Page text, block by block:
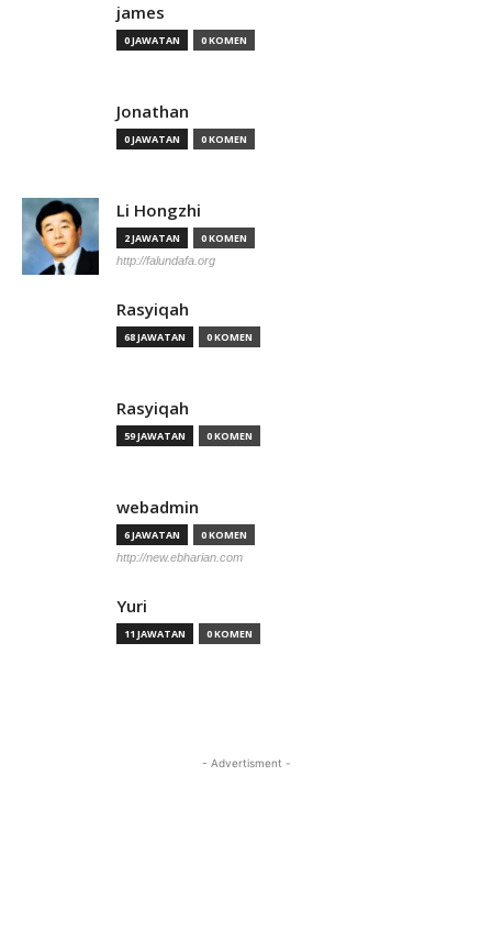
james
0 JAWATAN 0 KOMEN
Jonathan
0 JAWATAN 0 KOMEN
Li Hongzhi
2 JAWATAN 0 KOMEN
http://falundafa.org
Rasyiqah
68 JAWATAN 0 KOMEN
Rasyiqah
59 JAWATAN 0 KOMEN
webadmin
6 JAWATAN 0 KOMEN
http://new.ebharian.com
Yuri
11 JAWATAN 0 KOMEN
- Advertisment -